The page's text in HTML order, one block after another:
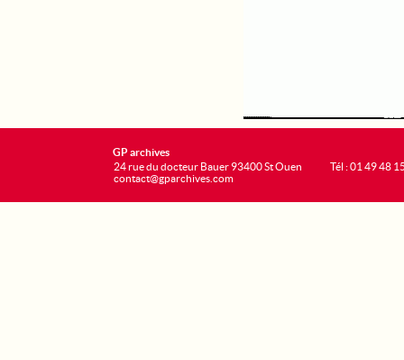
GP archives
24 rue du docteur Bauer 93400 St Ouen
contact@gparchives.com
Tél : 01 49 48